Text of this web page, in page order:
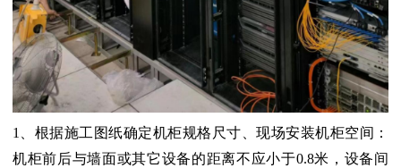
1、根据施工图纸确定机柜规格尺寸、现场安装机柜空间：
机柜前后与墙面或其它设备的距离不应小于0.8米，设备间